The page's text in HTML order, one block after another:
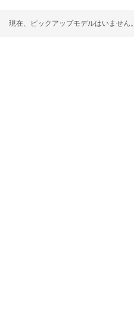
現在、ピックアップモデルはいません。